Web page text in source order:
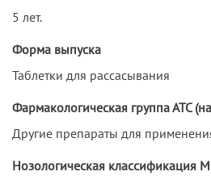
5 лет.
Форма выпуска
Таблетки для рассасывания
Фармакологическая группа АТС
Другие препараты для
Нозологическая классификация